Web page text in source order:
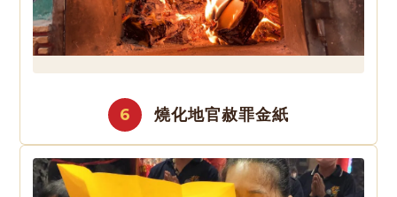
6 燒化地官赦罪金紙